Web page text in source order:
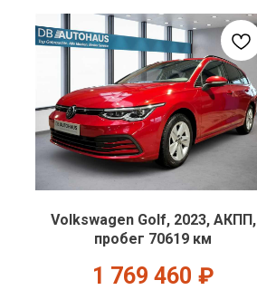
Volkswagen Golf, 2023, АКПП,
пробег 70619 км
1 769 460 ₽